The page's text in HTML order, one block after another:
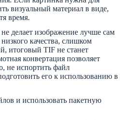
визуальный материал в виде,
время.
делает изображение лучше сам
качества, слишком
итоговый TIF не станет
конвертация позволяет
не испортить файл
его к использованию в
и использовать пакетную